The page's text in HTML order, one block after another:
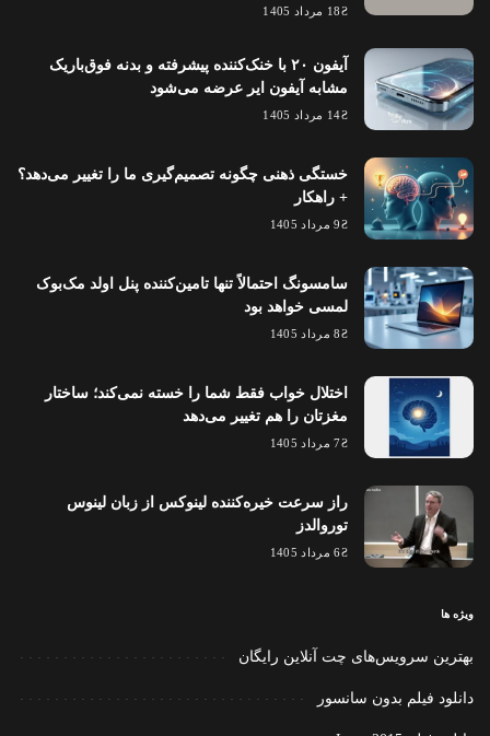
18 مرداد 1405
آیفون ۲۰ با خنک‌کننده پیشرفته و بدنه فوق‌باریک
مشابه آیفون ایر عرضه می‌شود
14 مرداد 1405
خستگی ذهنی چگونه تصمیم‌گیری ما را تغییر می‌دهد؟
+ راهکار
9 مرداد 1405
سامسونگ احتمالاً تنها تامین‌کننده پنل اولد مک‌بوک
لمسی خواهد بود
8 مرداد 1405
اختلال خواب فقط شما را خسته نمی‌کند؛ ساختار
مغزتان را هم تغییر می‌دهد
7 مرداد 1405
راز سرعت خیره‌کننده لینوکس از زبان لینوس
توروالدز
6 مرداد 1405
ویژه ها
بهترین سرویس‌های چت آنلاین رایگان
دانلود فیلم بدون سانسور